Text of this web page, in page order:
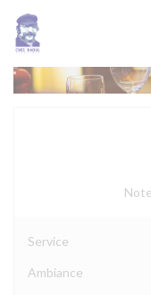
Personnalisation de vos
Service
Ambiance